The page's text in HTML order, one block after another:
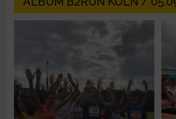
Verwendung genauer
Geräte anhand von aktiv
Nicht-IAB-Verarbeitungszwecke:
Notwendig